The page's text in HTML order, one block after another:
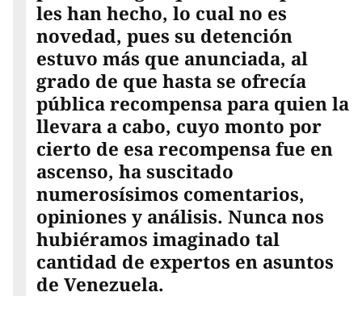
les han hecho, lo cual no es
novedad, pues su detención
estuvo más que anunciada, al
grado de que hasta se ofrecía
pública recompensa para quien la
llevara a cabo, cuyo monto por
cierto de esa recompensa fue en
ascenso, ha suscitado
numerosísimos comentarios,
opiniones y análisis. Nunca nos
hubiéramos imaginado tal
cantidad de expertos en asuntos
de Venezuela.